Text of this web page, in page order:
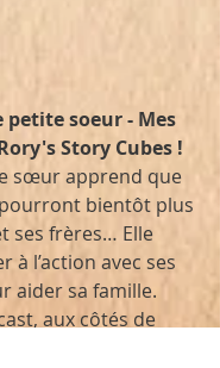
soeur - Mes
Story Cubes !
sœur apprend que
bientôt plus
ses frères… Elle
à l’action avec ses
aider sa famille.
aux côtés de